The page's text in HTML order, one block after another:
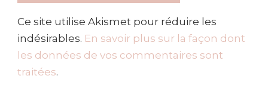
Ce site utilise Akismet pour réduire les
indésirables. En savoir plus sur la façon dont
les données de vos commentaires sont
traitées.